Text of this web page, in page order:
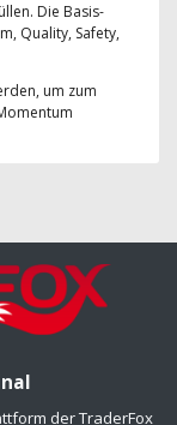
Die Basis-
Quality, Safety,
um zum
der TraderFox